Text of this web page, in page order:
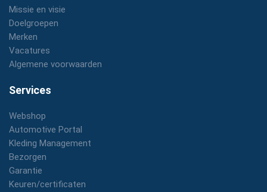
Missie en visie
Doelgroepen
Merken
Vacatures
Algemene voorwaarden
Services
Webshop
Automotive Portal
Kleding Management
Bezorgen
Garantie
Keuren/certificaten